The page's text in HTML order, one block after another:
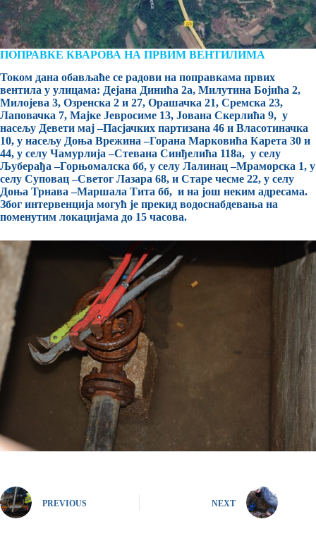
ПОПРАВКЕ КВАРОВА НА ПРВИМ ВЕНТИЛИМА
Током дана обављаће се радови на поправкама првих
вентила у улицама: Дејана Динића 2а, Милутина Бојића 2,
Милојева 3, Озренска 2 и 27, Орашачка 21, Сремска 23,
Лаповачка 7, Мајке Јевросиме 13, Јована Скерлића 9, у
насељу Девети мај –Пасјачких партизана 46 и Власотиначка
10, у насељу Доња Врежина –Горана Марковића Карета 30 и
44, у селу Чамурлија –Стевана Синђелића 118а, у селу
Љуберађа –Горњомалска бб, у селу Лалинац –Мраморска 1, у
селу Суповац –Светог Лазара 68, и Старе чесме 22, у селу
Доња Трнава –Маршала Тита бб, и на још неким адресама.
Због интервенција могућ је прекид водоснабдевања на
поменутим локацијама до 15 часова.
PREVIOUS NEXT